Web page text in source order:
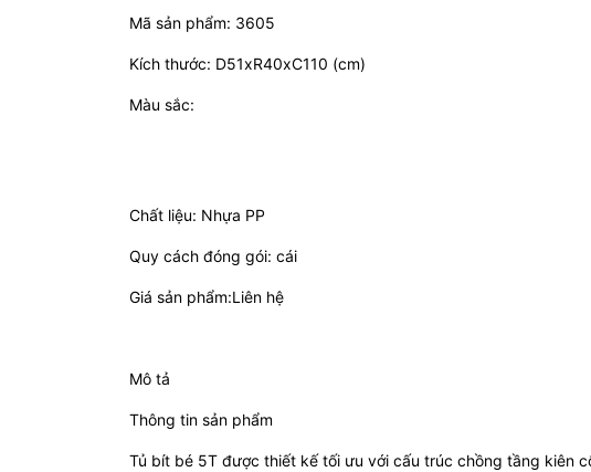
Mã sản phẩm: 3605
Kích thước: D51xR40xC110 (cm)
Màu sắc:
Chất liệu: Nhựa PP
Quy cách đóng gói: cái
Giá sản phẩm:Liên hệ
Mô tả
Thông tin sản phẩm
Tủ bít bé 5T được thiết kế tối ưu với cấu trúc chồng tầng kiên